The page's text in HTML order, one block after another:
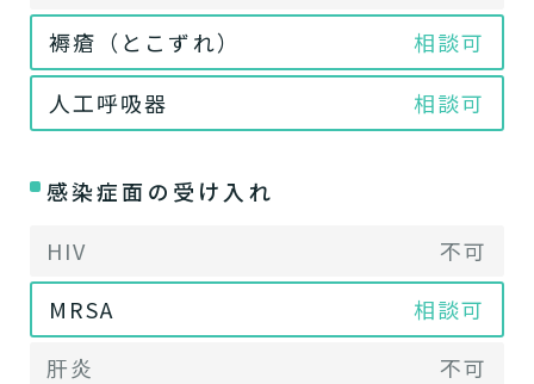
褥瘡（とこずれ）
相談可
人工呼吸器
相談可
感染症面の受け入れ
HIV
不可
MRSA
相談可
肝炎
不可